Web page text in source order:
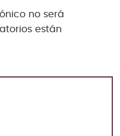
no será
están